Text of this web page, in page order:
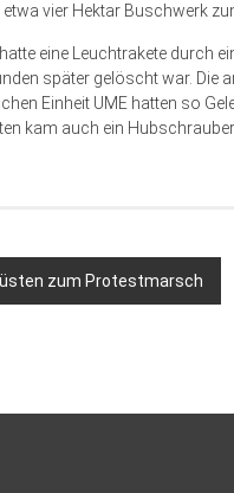
etwa vier Hektar Buschwerk
eine Leucht­rakete durch
später gelöscht war. Die
Einheit UME hatten so
kam auch ein
zum Protestmarsch